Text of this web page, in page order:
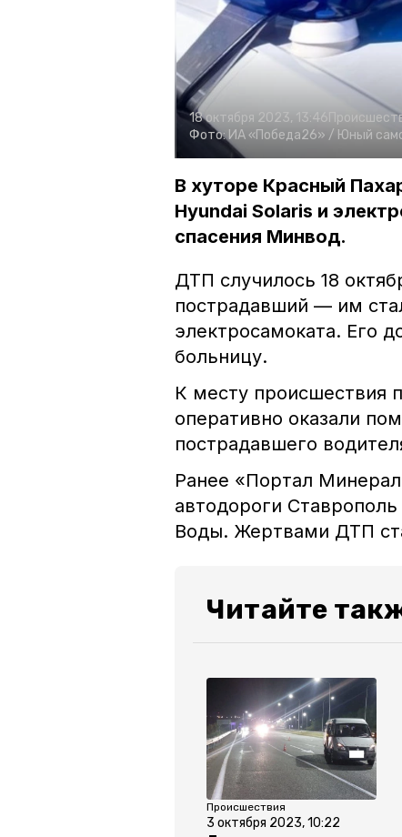
18 октября 2023, 13:46
Фото:ИА «Победа26» / Юный
В хуторе Красный
Hyundai Solaris и
спасения Минвод.
ДТП случилось 18
пострадавший — им
электросамоката. Его
больницу.
К месту происшествия
оперативно оказали
пострадавшего
Ранее «Портал
автодороги
Воды. Жертвами ДТП
Читайте
Происшествия
3 октября 2023, 10:22